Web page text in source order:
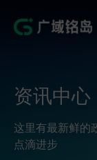
解决方案
案例中心
资讯中心
这里有最新鲜的
点滴进步